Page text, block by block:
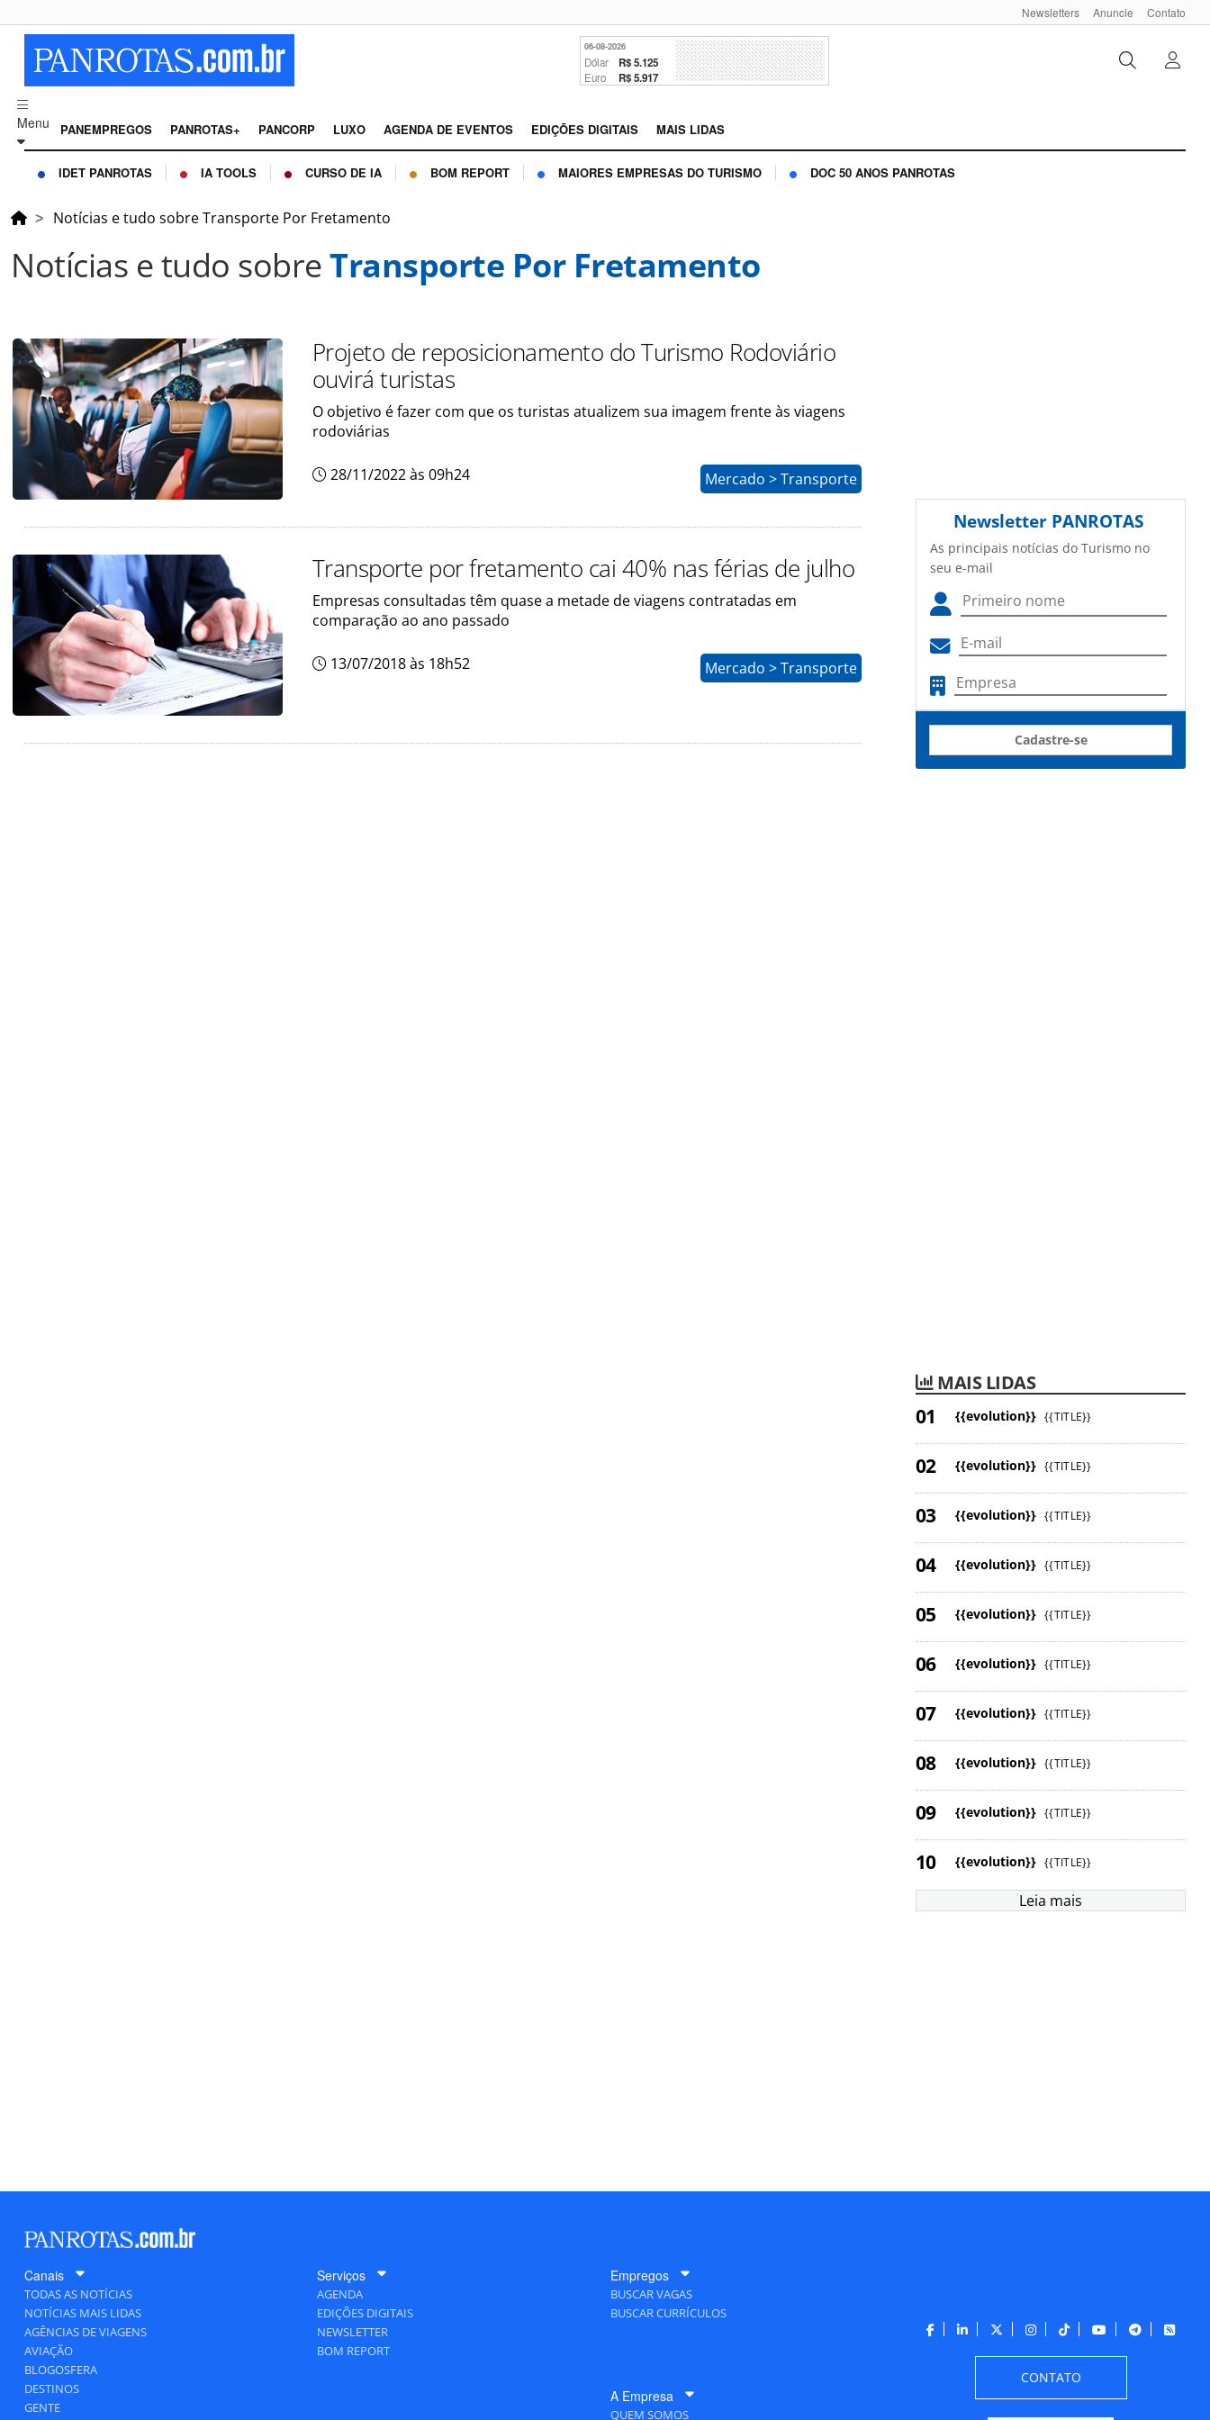
Newsletters Anuncie Contato
06-08-2026
Dólar R$ 5.125
Euro R$ 5.917
Menu PANEMPREGOS PANROTAS+ PANCORP LUXO AGENDA DE EVENTOS EDIÇÕES DIGITAIS MAIS LIDAS
IDET PANROTAS IA TOOLS CURSO DE IA BOM REPORT MAIORES EMPRESAS DO TURISMO DOC 50 ANOS PANROTAS
Notícias e tudo sobre Transporte Por Fretamento
Notícias e tudo sobreTransporte Por Fretamento
Projeto de reposicionamento do Turismo Rodoviário
ouvirá turistas
O objetivo é fazer com que os turistas atualizem sua imagem frente às viagens
rodoviárias
28/11/2022 às 09h24 Mercado > Transporte
Transporte por fretamento cai 40% nas férias de julho
Empresas consultadas têm quase a metade de viagens contratadas em
comparação ao ano passado
13/07/2018 às 18h52 Mercado > Transporte
Newsletter PANROTAS
As principais notícias do Turismo no
seu e-mail
Cadastre-se
MAIS LIDAS
{{evolution}} {{TITLE}}
{{evolution}} {{TITLE}}
{{evolution}} {{TITLE}}
{{evolution}} {{TITLE}}
{{evolution}} {{TITLE}}
{{evolution}} {{TITLE}}
{{evolution}} {{TITLE}}
{{evolution}} {{TITLE}}
{{evolution}} {{TITLE}}
{{evolution}} {{TITLE}}
Leia mais
Canais
TODAS AS NOTÍCIAS
NOTÍCIAS MAIS LIDAS
AGÊNCIAS DE VIAGENS
AVIAÇÃO
BLOGOSFERA
DESTINOS
GENTE
Serviços
AGENDA
EDIÇÕES DIGITAIS
NEWSLETTER
BOM REPORT
Empregos
BUSCAR VAGAS
BUSCAR CURRÍCULOS
A Empresa
QUEM SOMOS
CONTATO